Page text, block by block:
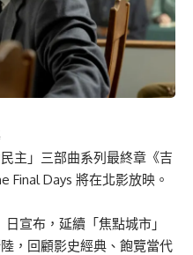
主」三部曲系列最終章《吉
Final Days 將在北影放映。
宣布，延續「焦點城市」
，回顧影史經典、飽覽當代